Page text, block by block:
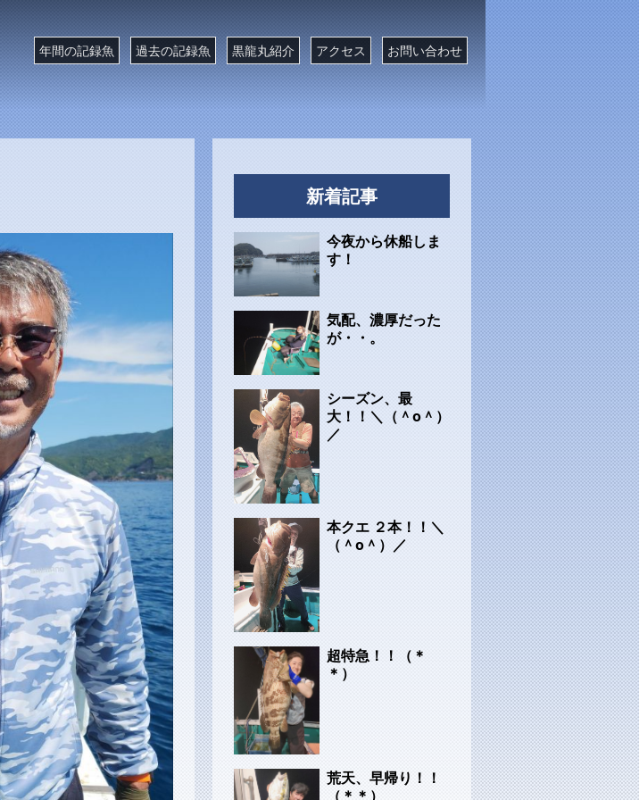
年間の記録魚 過去の記録魚 黒龍丸紹介 アクセス お問い合わせ
新着記事
今夜から休船しま
す！
気配、濃厚だった
が・・。
シーズン、最
大！！＼（＾o＾）
／
本クエ ２本！！＼
（＾o＾）／
超特急！！（＊
＊）
荒天、早帰り！！
（＊＊）